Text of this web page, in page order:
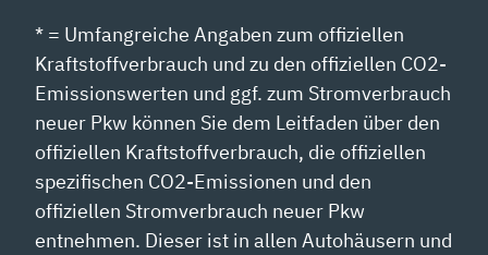
* = Umfangreiche Angaben zum offiziellen
Kraftstoffverbrauch und zu den offiziellen CO2-
Emissionswerten und ggf. zum Stromverbrauch
neuer Pkw können Sie dem Leitfaden über den
offiziellen Kraftstoffverbrauch, die offiziellen
spezifischen CO2-Emissionen und den
offiziellen Stromverbrauch neuer Pkw
entnehmen. Dieser ist in allen Autohäusern und